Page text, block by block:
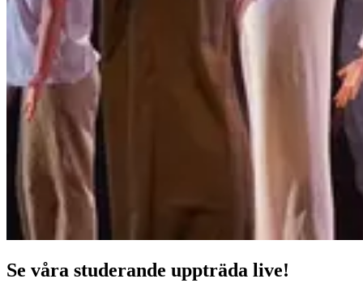
Se våra studerande uppträda live!